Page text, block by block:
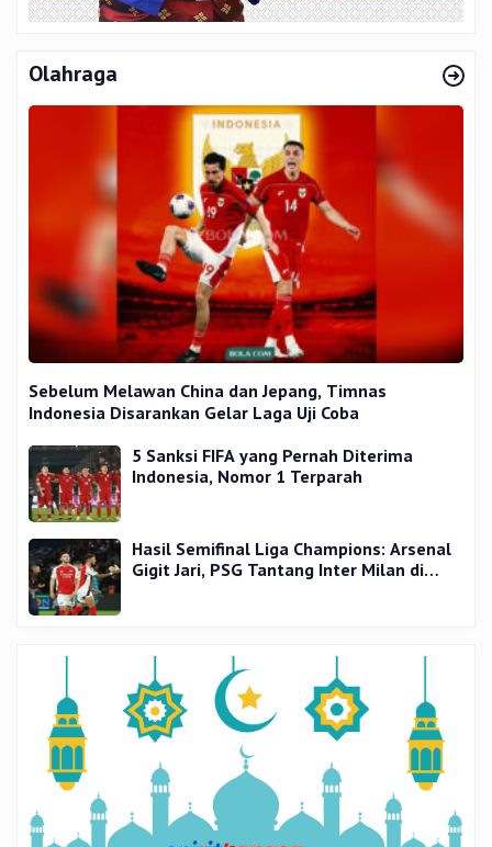
Olahraga
Sebelum Melawan China dan Jepang, Timnas
Indonesia Disarankan Gelar Laga Uji Coba
5 Sanksi FIFA yang Pernah Diterima
Indonesia, Nomor 1 Terparah
Hasil Semifinal Liga Champions: Arsenal
Gigit Jari, PSG Tantang Inter Milan di